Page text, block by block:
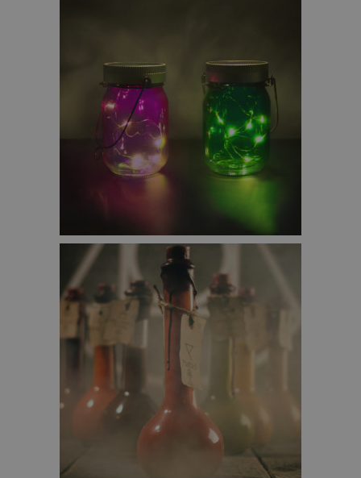
SET VAN 2 FAIRY JARS – €24,95